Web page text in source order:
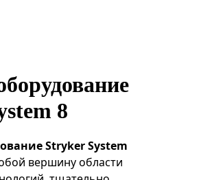
8
Stryker System
вершину области